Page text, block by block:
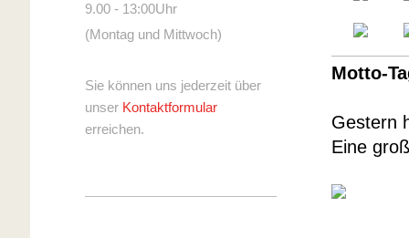
Motto-
Gestern
Eine
9.00 - 13:00Uhr
(Montag und Mittwoch)
Sie können uns jederzeit über
unser Kontaktformular
erreichen.